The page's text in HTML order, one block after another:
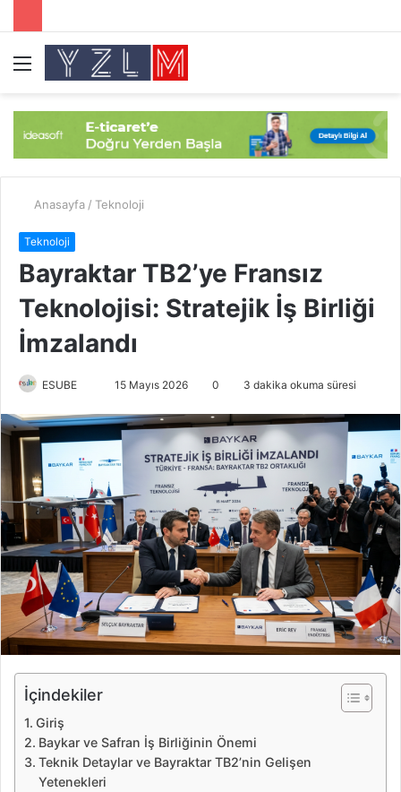
Menü
Anasayfa / Teknoloji
Teknoloji
Bayraktar TB2’ye Fransız
Teknolojisi: Stratejik İş Birliği
İmzalandı
ESUBE
r
p
o
s
t
g
ö
n
e
k
15 Mayıs 2026 0 3 dakika okuma süresi
İçindekiler
Giriş
Baykar ve Safran İş Birliğinin Önemi
Teknik Detaylar ve Bayraktar TB2’nin Gelişen
Yetenekleri